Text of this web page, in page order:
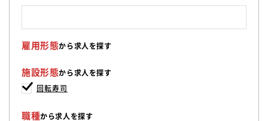
雇用形態から求人を探す
施設形態から求人を探す
回転寿司
職種から求人を探す